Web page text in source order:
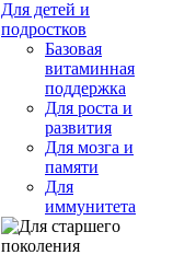
Для детей и
подростков
Базовая
витаминная
поддержка
Для роста и
развития
Для мозга и
памяти
Для
иммунитета